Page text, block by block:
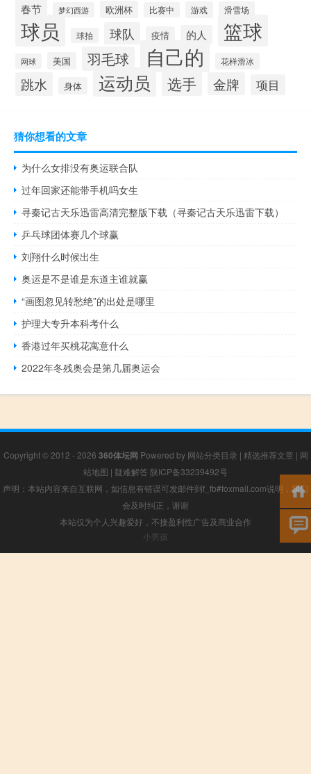
春节 梦幻西游 欧洲杯 比赛中 游戏 滑雪场
球员 球拍 球队 疫情 的人 篮球
网球 美国 羽毛球 自己的 花样滑冰
跳水 身体 运动员 选手 金牌 项目
猜你想看的文章
为什么女排没有奥运联合队
过年回家还能带手机吗女生
寻秦记古天乐迅雷高清完整版下载（寻秦记古天乐迅雷下载）
乒乓球团体赛几个球赢
刘翔什么时候出生
奥运是不是谁是东道主谁就赢
“画图忽见转愁绝”的出处是哪里
护理大专升本科考什么
香港过年买桃花寓意什么
2022年冬残奥会是第几届奥运会
Copyright © 2012 - 2026 360体坛网 Powered by 网站分类目录 | 精选推荐文章 | 网
站地图 | 疑难解答 陕ICP备33239492号
声明：本站内容来自互联网，如信息有错误可发邮件到f_fb#foxmail.com说明，我们
会及时纠正，谢谢
本站仅为个人兴趣爱好，不接盈利性广告及商业合作
小男孩